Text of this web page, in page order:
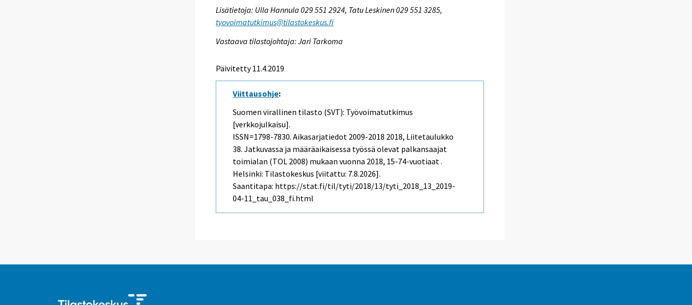
Lisätietoja: Ulla Hannula 029 551 2924, Tatu Leskinen 029 551 3285,
tyovoimatutkimus@tilastokeskus.fi
Vastaava tilastojohtaja: Jari Tarkoma
Päivitetty 11.4.2019
Viittausohje:
Suomen virallinen tilasto (SVT): Työvoimatutkimus
[verkkojulkaisu].
ISSN=1798-7830.Aikasarjatiedot 2009-2018 2018, Liitetaulukko
38. Jatkuvassa ja määräaikaisessa työssä olevat palkansaajat
toimialan (TOL 2008) mukaan vuonna 2018, 15-74-vuotiaat .
Helsinki: Tilastokeskus [viitattu: 7.8.2026].
Saantitapa: https://stat.fi/til/tyti/2018/13/tyti_2018_13_2019-
04-11_tau_038_fi.html